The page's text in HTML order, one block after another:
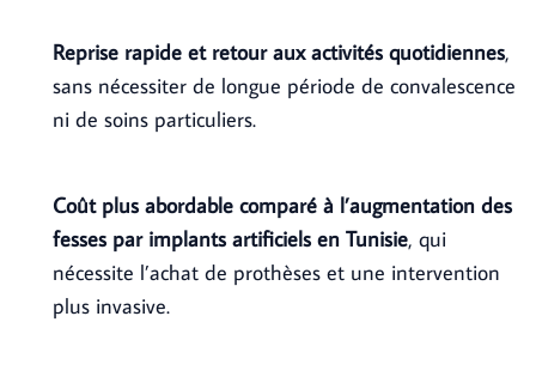
Reprise rapide et retour aux activités quotidiennes,
sans nécessiter de longue période de convalescence
ni de soins particuliers.
Coût plus abordable comparé à l’augmentation des
fesses par implants artificiels en Tunisie, qui
nécessite l’achat de prothèses et une intervention
plus invasive.